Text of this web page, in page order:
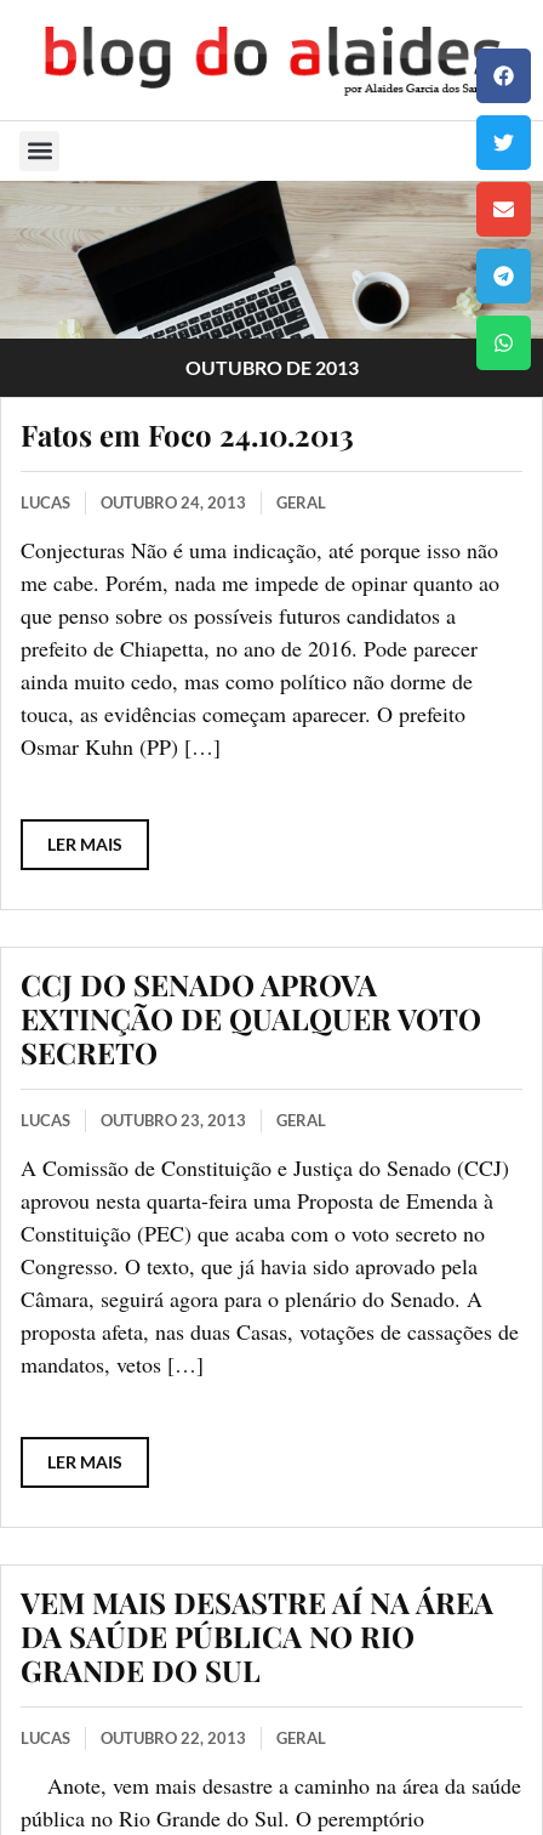
OUTUBRO DE 2013
Fatos em Foco 24.10.2013
LUCAS OUTUBRO 24, 2013 GERAL
Conjecturas Não é uma indicação, até porque isso não
me cabe. Porém, nada me impede de opinar quanto ao
que penso sobre os possíveis futuros candidatos a
prefeito de Chiapetta, no ano de 2016. Pode parecer
ainda muito cedo, mas como político não dorme de
touca, as evidências começam aparecer. O prefeito
Osmar Kuhn (PP) […]
LER MAIS
CCJ DO SENADO APROVA
EXTINÇÃO DE QUALQUER VOTO
SECRETO
LUCAS OUTUBRO 23, 2013 GERAL
A Comissão de Constituição e Justiça do Senado (CCJ)
aprovou nesta quarta-feira uma Proposta de Emenda à
Constituição (PEC) que acaba com o voto secreto no
Congresso. O texto, que já havia sido aprovado pela
Câmara, seguirá agora para o plenário do Senado. A
proposta afeta, nas duas Casas, votações de cassações de
mandatos, vetos […]
LER MAIS
VEM MAIS DESASTRE AÍ NA ÁREA
DA SAÚDE PÚBLICA NO RIO
GRANDE DO SUL
LUCAS OUTUBRO 22, 2013 GERAL
Anote, vem mais desastre a caminho na área da saúde
pública no Rio Grande do Sul. O peremptório